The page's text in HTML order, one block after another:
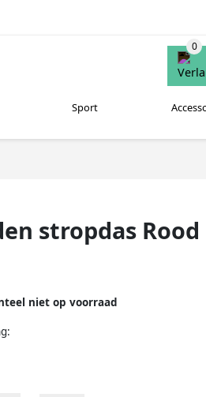
Sport
stropdas Rood
niet op voorraad